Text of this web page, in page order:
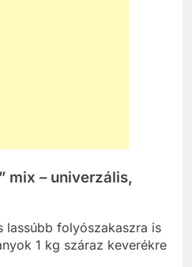
mix – univerzális,
lassúbb folyószakaszra is
1 kg száraz keverékre